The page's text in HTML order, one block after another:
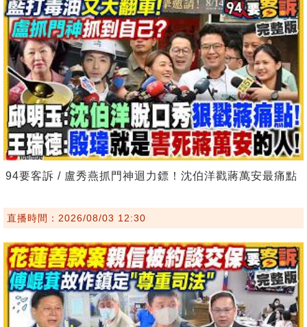
94要客訴 / 盧秀燕抓門神迴力鏢！沈伯洋戳蔣萬安最痛點
直播時間：2026/08/03 12:30